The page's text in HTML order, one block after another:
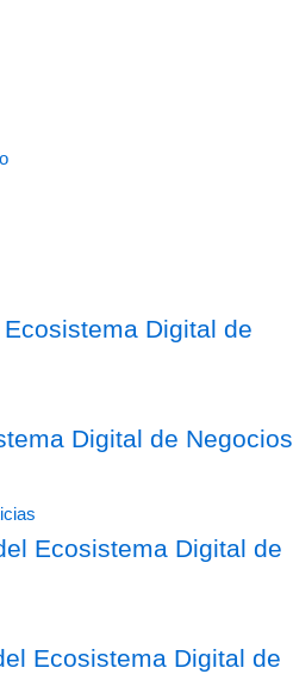
Digital de
Digital de Negocios
Ecosistema Digital de
Ecosistema Digital de